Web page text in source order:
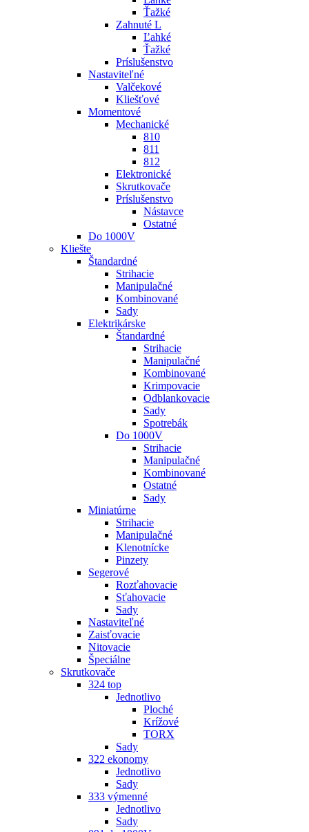
Ťažké
Zahnuté L
Ľahké
Ťažké
Príslušenstvo
Nastaviteľné
Valčekové
Kliešťové
Momentové
Mechanické
810
811
812
Elektronické
Skrutkovače
Príslušenstvo
Nástavce
Ostatné
Do 1000V
Kliešte
Štandardné
Strihacie
Manipulačné
Kombinované
Sady
Elektrikárske
Štandardné
Strihacie
Manipulačné
Kombinované
Krimpovacie
Odblankovacie
Sady
Spotrebák
Do 1000V
Strihacie
Manipulačné
Kombinované
Ostatné
Sady
Miniatúrne
Strihacie
Manipulačné
Klenotnícke
Pinzety
Segerové
Rozťahovacie
Sťahovacie
Sady
Nastaviteľné
Zaisťovacie
Nitovacie
Špeciálne
Skrutkovače
324 top
Jednotlivo
Ploché
Krížové
TORX
Sady
322 ekonomy
Jednotlivo
Sady
333 výmenné
Jednotlivo
Sady